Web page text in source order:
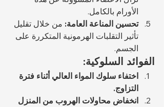
الأورام بالكامل.
تحسين المناعة العامة: من خلال تقليل
تأثير التقلبات الهرمونية المتكررة على
الجسم.
الفوائد السلوكية:
اختفاء سلوك المواء العالي أثناء فترة
التزاوج.
انخفاض محاولات الهروب من المنزل